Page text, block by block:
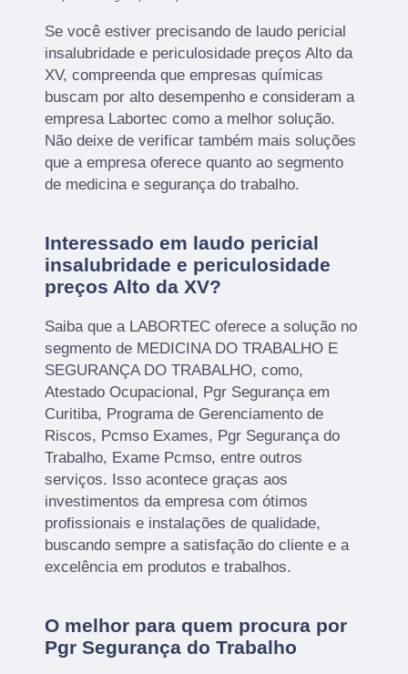
Se você estiver precisando de laudo pericial
insalubridade e periculosidade preços Alto da
XV, compreenda que empresas químicas
buscam por alto desempenho e consideram a
empresa Labortec como a melhor solução.
Não deixe de verificar também mais soluções
que a empresa oferece quanto ao segmento
de medicina e segurança do trabalho.
Interessado em laudo pericial
insalubridade e periculosidade
preços Alto da XV?
Saiba que a LABORTEC oferece a solução no
segmento de MEDICINA DO TRABALHO E
SEGURANÇA DO TRABALHO, como,
Atestado Ocupacional, Pgr Segurança em
Curitiba, Programa de Gerenciamento de
Riscos, Pcmso Exames, Pgr Segurança do
Trabalho, Exame Pcmso, entre outros
serviços. Isso acontece graças aos
investimentos da empresa com ótimos
profissionais e instalações de qualidade,
buscando sempre a satisfação do cliente e a
excelência em produtos e trabalhos.
O melhor para quem procura por
Pgr Segurança do Trabalho